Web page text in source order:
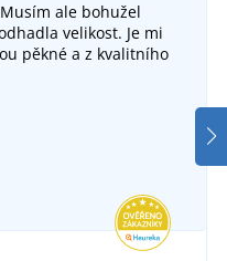
Newsboy
ale bohužel
velikost. Je mi
pěkné a z kvalitního